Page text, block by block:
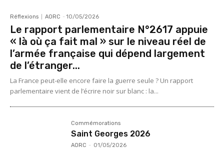
Réflexions AORC - 10/05/2026
Le rapport parlementaire N°2617 appuie
« là où ça fait mal » sur le niveau réel de
l’armée française qui dépend largement
de l’étranger...
La France peut-elle encore faire la guerre seule ? Un rapport
parlementaire vient de l’écrire noir sur blanc : la...
Commémorations
Saint Georges 2026
AORC - 01/05/2026